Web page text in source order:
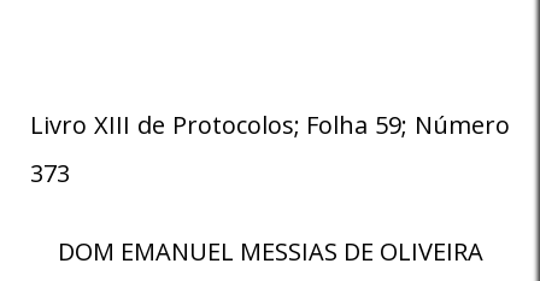
Livro XIII de Protocolos; Folha 59; Número
373
DOM EMANUEL MESSIAS DE OLIVEIRA